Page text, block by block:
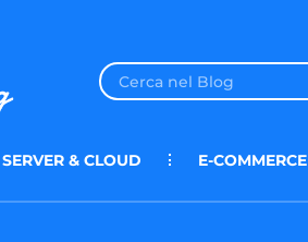
SERVER & CLOUD E-COMMERCE